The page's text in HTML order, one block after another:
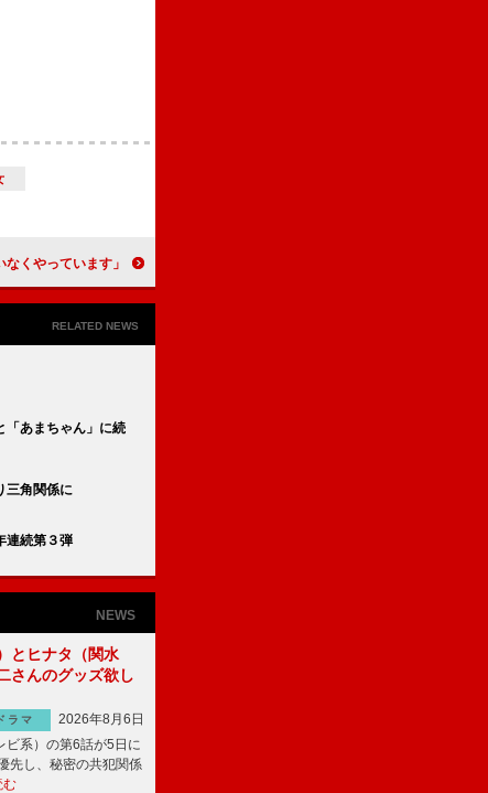
皆さんは間違いなくやっています」
RELATED NEWS
あまちゃん」に続
三角関係に
連続第３弾
NEWS
とヒナタ（関水
さんのグッズ欲し
ドラマ
2026年8月6日
系）の第6話が5日に
先し、秘密の共犯関係
む